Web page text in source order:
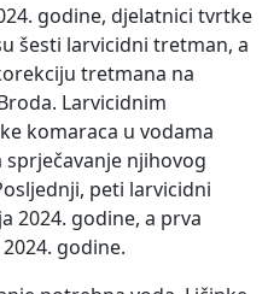
godine, djelatnici tvrtke
šesti larvicidni tretman, a
tretmana na
Larvicidnim
komaraca u vodama
sprječavanje njihovog
peti larvicidni
2024. godine, a prva
godine.